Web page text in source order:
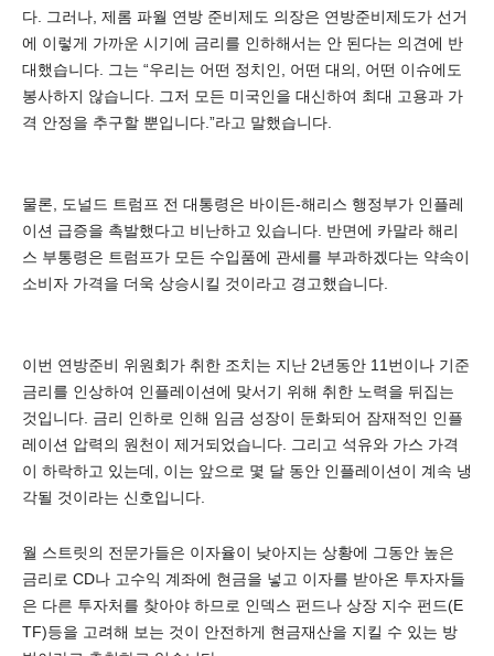
다. 그러나, 제롬 파월 연방 준비제도 의장은 연방준비제도가 선거
에 이렇게 가까운 시기에 금리를 인하해서는 안 된다는 의견에 반
대했습니다. 그는 “우리는 어떤 정치인, 어떤 대의, 어떤 이슈에도
봉사하지 않습니다. 그저 모든 미국인을 대신하여 최대 고용과 가
격 안정을 추구할 뿐입니다.”라고 말했습니다.
물론, 도널드 트럼프 전 대통령은 바이든-해리스 행정부가 인플레
이션 급증을 촉발했다고 비난하고 있습니다. 반면에 카말라 해리
스 부통령은 트럼프가 모든 수입품에 관세를 부과하겠다는 약속이
소비자 가격을 더욱 상승시킬 것이라고 경고했습니다.
이번 연방준비 위원회가 취한 조치는 지난 2년동안 11번이나 기준
금리를 인상하여 인플레이션에 맞서기 위해 취한 노력을 뒤집는
것입니다. 금리 인하로 인해 임금 성장이 둔화되어 잠재적인 인플
레이션 압력의 원천이 제거되었습니다. 그리고 석유와 가스 가격
이 하락하고 있는데, 이는 앞으로 몇 달 동안 인플레이션이 계속 냉
각될 것이라는 신호입니다.
월 스트릿의 전문가들은 이자율이 낮아지는 상황에 그동안 높은
금리로 CD나 고수익 계좌에 현금을 넣고 이자를 받아온 투자자들
은 다른 투자처를 찾아야 하므로 인덱스 펀드나 상장 지수 펀드(E
TF)등을 고려해 보는 것이 안전하게 현금재산을 지킬 수 있는 방